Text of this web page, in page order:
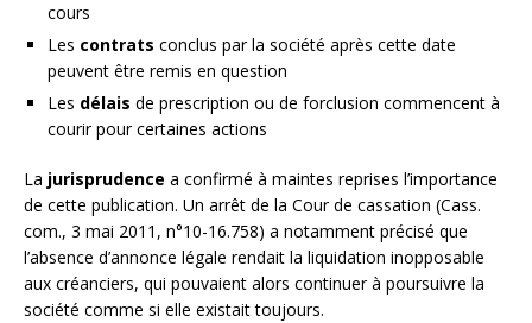
cours
Les contrats conclus par la société après cette date
peuvent être remis en question
Les délais de prescription ou de forclusion commencent à
courir pour certaines actions
La jurisprudence a confirmé à maintes reprises l’importance
de cette publication. Un arrêt de la Cour de cassation (Cass.
com., 3 mai 2011, n°10-16.758) a notamment précisé que
l’absence d’annonce légale rendait la liquidation inopposable
aux créanciers, qui pouvaient alors continuer à poursuivre la
société comme si elle existait toujours.